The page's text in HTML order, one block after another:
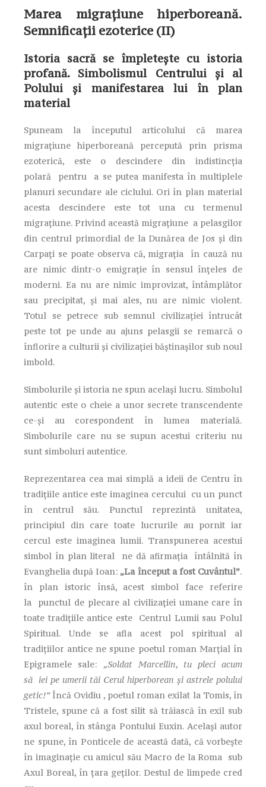
Marea migraţiune hiperboreană.
Semnificaţii ezoterice (II)
Istoria sacră se împleteşte cu istoria
profană. Simbolismul Centrului şi al
Polului şi manifestarea lui în plan
material
Spuneam la începutul articolului că marea
migraţiune hiperboreană percepută prin prisma
ezoterică, este o descindere din indistincţia
polară pentru a se putea manifesta în multiplele
planuri secundare ale ciclului. Ori în plan material
acesta descindere este tot una cu termenul
migraţiune. Privind această migraţiune a pelasgilor
din centrul primordial de la Dunărea de Jos şi din
Carpaţi se poate observa că, migraţia în cauză nu
are nimic dintr-o emigraţie în sensul înţeles de
moderni. Ea nu are nimic improvizat, întâmplător
sau precipitat, şi mai ales, nu are nimic violent.
Totul se petrece sub semnul civilizaţiei întrucât
peste tot pe unde au ajuns pelasgii se remarcă o
înflorire a culturii şi civilizaţiei băştinaşilor sub noul
imbold.
Simbolurile şi istoria ne spun acelaşi lucru. Simbolul
autentic este o cheie a unor secrete transcendente
ce-şi au corespondent în lumea materială.
Simbolurile care nu se supun acestui criteriu nu
sunt simboluri autentice.
Reprezentarea cea mai simplă a ideii de Centru în
tradiţiile antice este imaginea cercului cu un punct
în centrul său. Punctul reprezintă unitatea,
principiul din care toate lucrurile au pornit iar
cercul este imaginea lumii. Transpunerea acestui
simbol în plan literal ne dă afirmaţia întâlnită în
Evanghelia după Ioan: „La început a fost Cuvântul”.
în plan istoric însă, acest simbol face referire
la punctul de plecare al civilizaţiei umane care în
toate tradiţiile antice este Centrul Lumii sau Polul
Spiritual. Unde se afla acest pol spiritual al
tradiţiilor antice ne spune poetul roman Marţial în
Epigramele sale: „Soldat Marcellin, tu pleci acum
să iei pe umerii tăi Cerul hiperborean şi astrele polului
getic!”Încă Ovidiu , poetul roman exilat la Tomis, în
Tristele, spune că a fost silit să trăiască în exil sub
axul boreal, în stânga Pontului Euxin. Acelaşi autor
ne spune, în Ponticele de această dată, că vorbeşte
în imaginaţie cu amicul său Macro de la Roma sub
Axul Boreal, în ţara geţilor. Destul de limpede cred